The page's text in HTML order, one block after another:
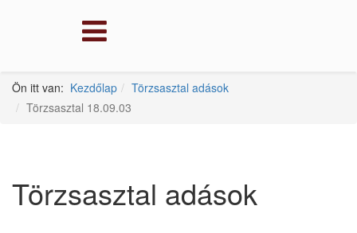
Ön itt van: Kezdőlap
Törzsasztal adások
Törzsasztal 18.09.03
Törzsasztal adások